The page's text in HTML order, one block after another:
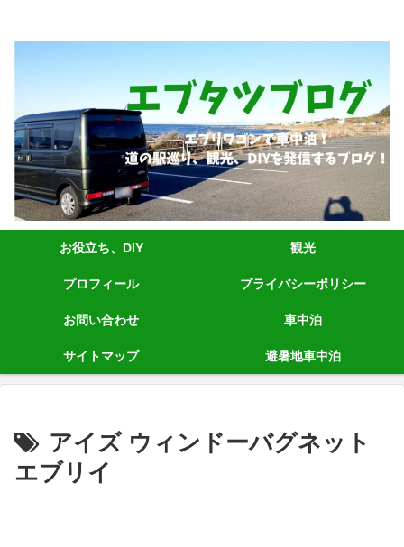
お役立ち、DIY 観光
プロフィール プライバシーポリシー
お問い合わせ 車中泊
サイトマップ 避暑地車中泊
アイズ ウィンドーバグネット
エブリイ